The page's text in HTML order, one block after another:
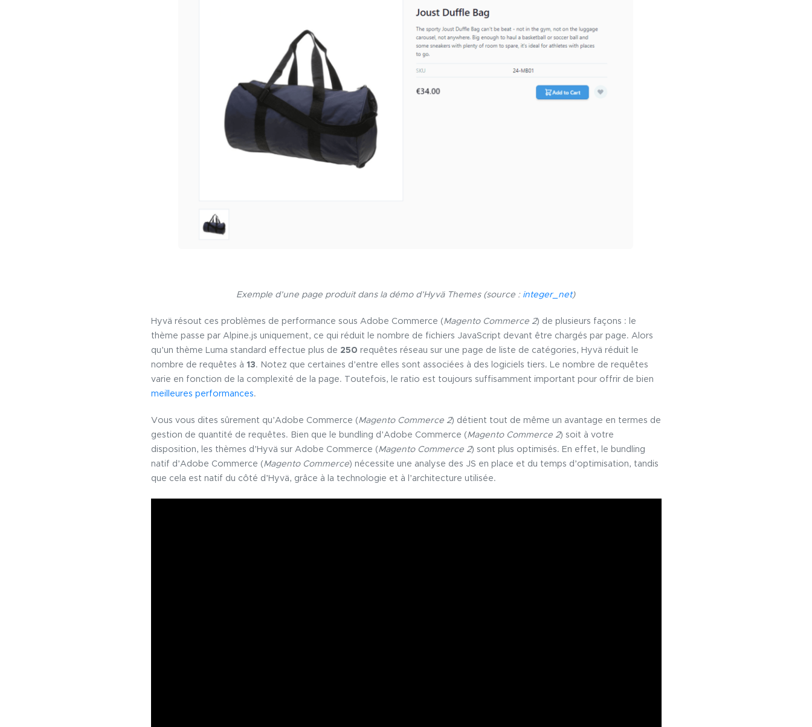
Exemple d’une page produit dans la démo d’Hyvä Themes (source : integer_net)
Hyvä résout ces problèmes de performance sous Adobe Commerce (Magento Commerce 2) de plusieurs façons : le
thème passe par Alpine.js uniquement, ce qui réduit le nombre de fichiers JavaScript devant être chargés par page. Alors
qu’un thème Luma standard effectue plus de 250 requêtes réseau sur une page de liste de catégories, Hyvä réduit le
nombre de requêtes à 13. Notez que certaines d’entre elles sont associées à des logiciels tiers. Le nombre de requêtes
varie en fonction de la complexité de la page. Toutefois, le ratio est toujours suffisamment important pour offrir de bien
meilleures performances.
Vous vous dites sûrement qu’Adobe Commerce (Magento Commerce 2) détient tout de même un avantage en termes de
gestion de quantité de requêtes. Bien que le bundling d’Adobe Commerce (Magento Commerce 2) soit à votre
disposition, les thèmes d’Hyvä sur Adobe Commerce (Magento Commerce 2) sont plus optimisés. En effet, le bundling
natif d’Adobe Commerce (Magento Commerce) nécessite une analyse des JS en place et du temps d’optimisation, tandis
que cela est natif du côté d’Hyvä, grâce à la technologie et à l’architecture utilisée.